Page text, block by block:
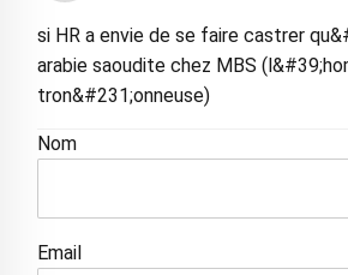
si HR a envie de se faire castrer
arabie saoudite chez MBS
tron&#231;onneuse)
Nom
Email